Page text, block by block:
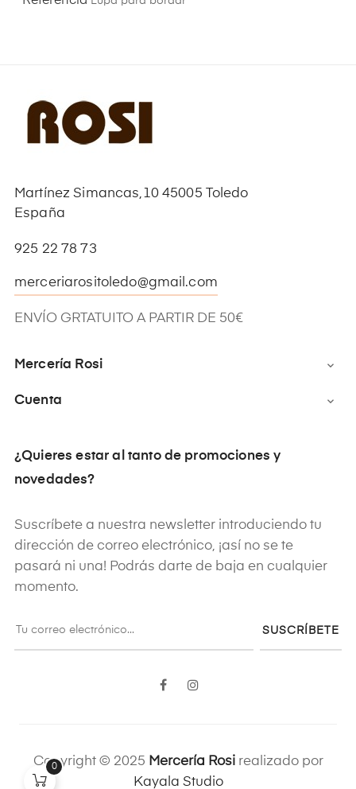
Martínez Simancas,10 45005 Toledo
España
925 22 78 73
merceriarositoledo@gmail.com
ENVÍO GRTATUITO A PARTIR DE 50€
Mercería Rosi 
Cuenta 
¿Quieres estar al tanto de promociones y
novedades?
Suscríbete a nuestra newsletter introduciendo tu
dirección de correo electrónico, ¡así no se te
pasará ni una! Podrás darte de baja en cualquier
momento.
SUSCRÍBETE
Facebook
Copyright © 2025 Mercería Rosirealizado por
Kayala Studio
0